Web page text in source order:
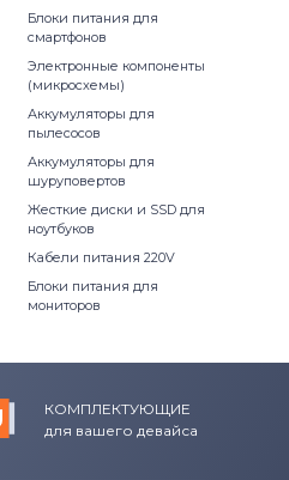
Блоки питания для
смартфонов
Электронные компоненты
(микросхемы)
Аккумуляторы для
пылесосов
Аккумуляторы для
шуруповертов
Жесткие диски и SSD для
ноутбуков
Кабели питания 220V
Блоки питания для
мониторов
КОМПЛЕКТУЮЩИЕ
для вашего девайса